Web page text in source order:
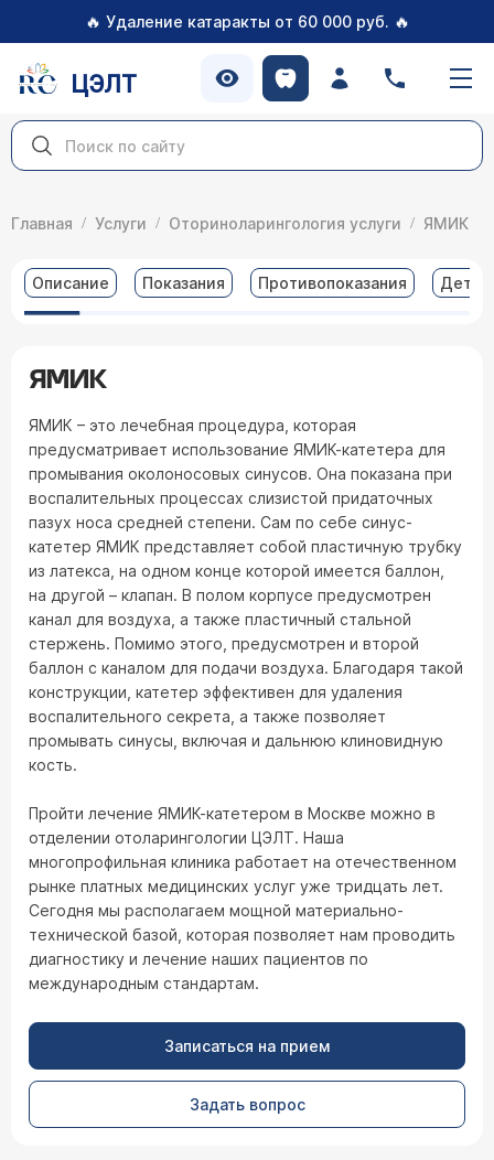
🔥 Удаление катаракты от 60 000 руб. 🔥
ЦЭЛТ
Главная Услуги Оториноларингология услуги ЯМИК
Описание Показания Противопоказания
ЯМИК
ЯМИК – это лечебная процедура, которая
предусматривает использование ЯМИК-катетера для
промывания околоносовых синусов. Она показана при
воспалительных процессах слизистой придаточных
пазух носа средней степени. Сам по себе синус-
катетер ЯМИК представляет собой пластичную трубку
из латекса, на одном конце которой имеется баллон,
на другой – клапан. В полом корпусе предусмотрен
канал для воздуха, а также пластичный стальной
стержень. Помимо этого, предусмотрен и второй
баллон с каналом для подачи воздуха. Благодаря такой
конструкции, катетер эффективен для удаления
воспалительного секрета, а также позволяет
промывать синусы, включая и дальнюю клиновидную
кость.
Пройти лечение ЯМИК-катетером в Москве можно в
отделении отоларингологии ЦЭЛТ. Наша
многопрофильная клиника работает на отечественном
рынке платных медицинских услуг уже тридцать лет.
Сегодня мы располагаем мощной материально-
технической базой, которая позволяет нам проводить
диагностику и лечение наших пациентов по
международным стандартам.
Записаться на прием
Задать вопрос